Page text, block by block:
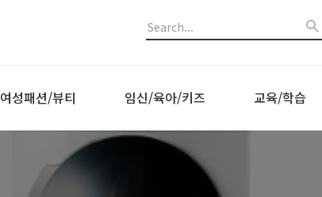
여성패션/뷰티 임신/육아/키즈 교육/학습